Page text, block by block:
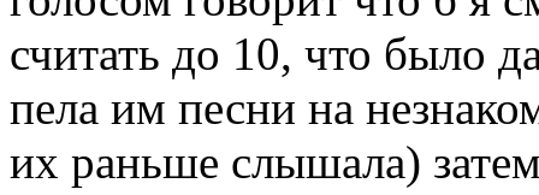
считать до 10, что было
пела им песни на
их раньше слышала)